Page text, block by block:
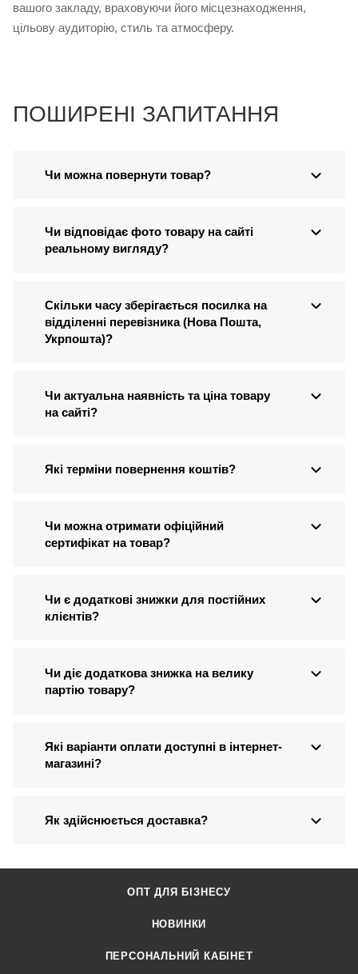
вашого закладу, враховуючи його місцезнаходження,
цільову аудиторію, стиль та атмосферу.
ПОШИРЕНІ ЗАПИТАННЯ
Чи можна повернути товар?
Чи відповідає фото товару на сайті
реальному вигляду?
Скільки часу зберігається посилка на
відділенні перевізника (Нова Пошта,
Укрпошта)?
Чи актуальна наявність та ціна товару
на сайті?
Які терміни повернення коштів?
Чи можна отримати офіційний
сертифікат на товар?
Чи є додаткові знижки для постійних
клієнтів?
Чи діє додаткова знижка на велику
партію товару?
Які варіанти оплати доступні в інтернет-
магазині?
Як здійснюється доставка?
ОПТ ДЛЯ БІЗНЕСУ
НОВИНКИ
ПЕРСОНАЛЬНИЙ КАБІНЕТ